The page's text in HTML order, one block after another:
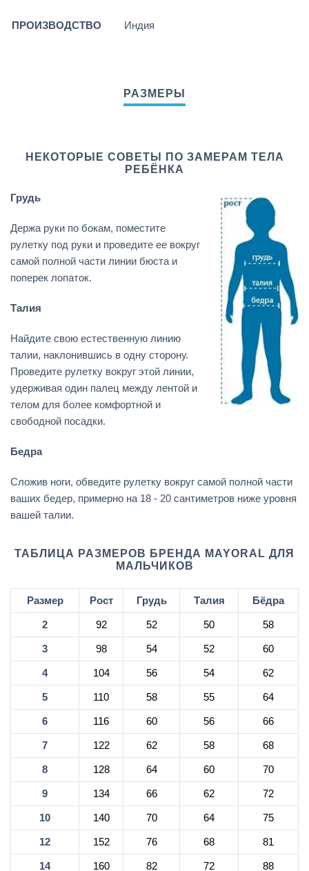
ПРОИЗВОДСТВО Индия
НЕКОТОРЫЕ СОВЕТЫ ПО ЗАМЕРАМ ТЕЛА
РЕБЁНКА
Грудь
Держа руки по бокам, поместите
рулетку под руки и проведите ее вокруг
самой полной части линии бюста и
поперек лопаток.
Талия
Найдите свою естественную линию
талии, наклонившись в одну сторону.
Проведите рулетку вокруг этой линии,
удерживая один палец между лентой и
телом для более комфортной и
свободной посадки.
Бедра
Сложив ноги, обведите рулетку вокруг самой полной части
ваших бедер, примерно на 18 - 20 сантиметров ниже уровня
вашей талии.
ТАБЛИЦА РАЗМЕРОВ БРЕНДА MAYORAL ДЛЯ
МАЛЬЧИКОВ
Размер Рост Грудь Талия Бёдра
2 92 52 50 58
3 98 54 52 60
4 104 56 54 62
5 110 58 55 64
6 116 60 56 66
7 122 62 58 68
8 128 64 60 70
9 134 66 62 72
10 140 70 64 75
12 152 76 68 81
14 160 82 72 88